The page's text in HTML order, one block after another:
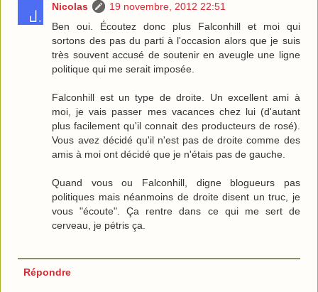
Nicolas
19 novembre, 2012 22:51
Ben oui. Écoutez donc plus Falconhill et moi qui
sortons des pas du parti à l'occasion alors que je suis
très souvent accusé de soutenir en aveugle une ligne
politique qui me serait imposée.
Falconhill est un type de droite. Un excellent ami à
moi, je vais passer mes vacances chez lui (d'autant
plus facilement qu'il connait des producteurs de rosé).
Vous avez décidé qu'il n'est pas de droite comme des
amis à moi ont décidé que je n'étais pas de gauche.
Quand vous ou Falconhill, digne blogueurs pas
politiques mais néanmoins de droite disent un truc, je
vous "écoute". Ça rentre dans ce qui me sert de
cerveau, je pétris ça.
Répondre